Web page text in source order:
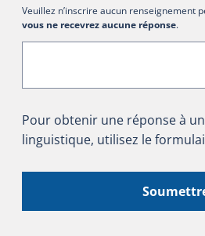
Veuillez n’inscrire aucun renseignement
vous ne recevrez aucune réponse.
Pour obtenir une réponse à
linguistique, utilisez le